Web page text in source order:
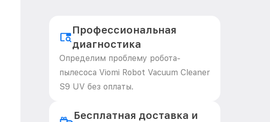
Профессиональная
диагностика
Определим проблему робота-
пылесоса Viomi Robot Vacuum Cleaner
S9 UV без оплаты.
Бесплатная доставка и